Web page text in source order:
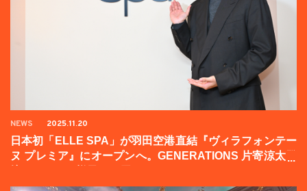
NEWS 2025.11.20
日本初「ELLE SPA」が羽田空港直結『ヴィラフォンテー
ヌ プレミア』にオープンへ。GENERATIONS 片寄涼太登